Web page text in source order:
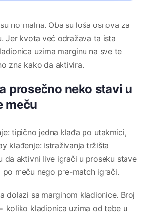
normalna. Oba su loša osnova za
Jer kvota već odražava ta ista
uzima marginu na sve te
zna kako da aktivira.
prosečno neko stavi u
meču
tipično jedna klađa po utakmici,
klađenje: istraživanja tržišta
da aktivni live igrači u proseku stave
po meču nego pre-match igrači.
dolazi sa marginom kladionice. Broj
koliko kladionica uzima od tebe u